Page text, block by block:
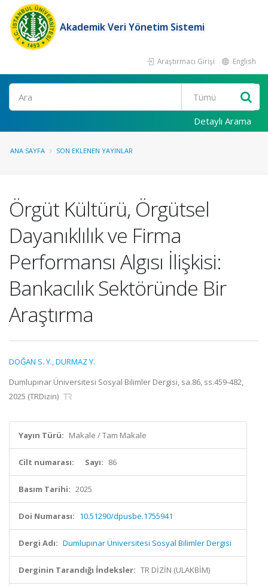
Akademik Veri Yönetim Sistemi
Araştırmacı Girişi English
Ara
Detaylı Arama
ANA SAYFA SON EKLENEN YAYINLAR
Örgüt Kültürü, Örgütsel
Dayanıklılık ve Firma
Performansı Algısı İlişkisi:
Bankacılık Sektöründe Bir
Araştırma
DOĞAN S. Y.,DURMAZ Y.
Dumlupınar Üniversitesi Sosyal Bilimler Dergisi, sa.86, ss.459-482,
2025 (TRDizin)
Yayın Türü: Makale / Tam Makale
Cilt numarası: Sayı: 86
Basım Tarihi: 2025
Doi Numarası: 10.51290/dpusbe.1755941
Dergi Adı: Dumlupınar Üniversitesi Sosyal Bilimler Dergisi
Derginin Tarandığı İndeksler: TR DİZİN (ULAKBİM)